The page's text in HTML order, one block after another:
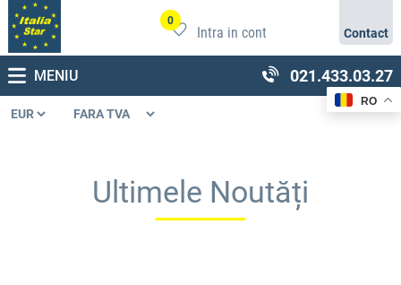
0
Intra in cont Contact
MENIU 021.433.03.27
Ultimele Noutăți
RO